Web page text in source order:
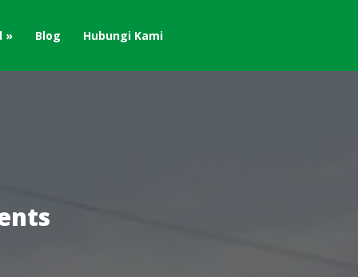
Blog Hubungi Kami